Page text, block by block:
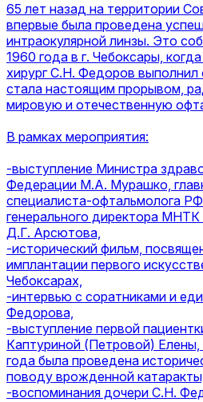
65 лет назад на территории
впервые была проведена
интраокулярной линзы. Это
1960 года в г. Чебоксары,
хирург С.Н. Федоров выполнил
стала настоящим прорывом,
мировую и отечественную
В рамках мероприятия:
-выступление Министра
Федерации М.А. Мурашко,
специалиста-офтальмолога
генерального директора МНТК
Д.Г. Арсютова,
-исторический фильм,
имплантации первого
Чебоксарах,
-интервью с соратниками и
Федорова,
-выступление первой
Каптуриной (Петровой)
года была проведена
поводу врожденной
-воспоминания дочери С.Н.